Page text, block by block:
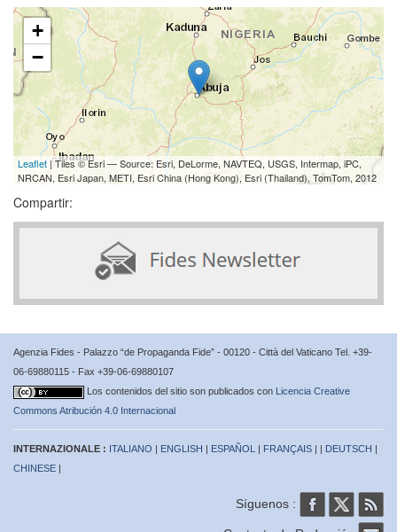
+
−
Leaflet | Tiles © Esri — Source: Esri, DeLorme, NAVTEQ, USGS, Intermap, iPC,
NRCAN, Esri Japan, METI, Esri China (Hong Kong), Esri (Thailand), TomTom, 2012
Compartir:
Agenzia Fides - Palazzo “de Propaganda Fide” - 00120 - Città del Vaticano Tel. +39-
06-69880115 - Fax +39-06-69880107
Los contenidos del sitio son publicados con Licencia Creative
Commons Atribución 4.0 Internacional
INTERNAZIONALE : ITALIANO | ENGLISH | ESPAÑOL | FRANÇAIS | | DEUTSCH |
CHINESE |
Síguenos :